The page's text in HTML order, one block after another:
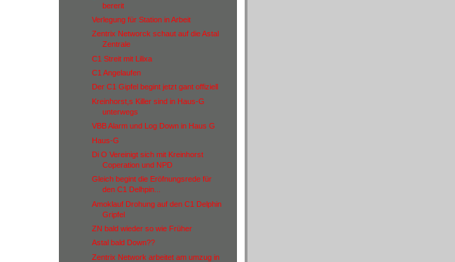
bererit
Verlegung für Station in Arbeit
Zentrix Networck schaut auf die Astal
Zentrale
C1 Streit mit Lilixa
C1 Angelaufen
Der C1 Gipfel begint jetzt gant offiziell
Kreinhorst,s Killer sind in Haus-G
unterwegs
VBB Alarm und Log Down in Haus G
Haus-G
Di O Vereinigt sich mit Kreinhorst
Coperation und NPD
Gleich begint die Eröfnungsrede für
den C1 Delhpin...
Amoklauf Drohung auf den C1 Delphin
Gripfel
ZN bald wieder so wie Früher
Astal bald Down??
Zentrix Network arbeitet am umzug in